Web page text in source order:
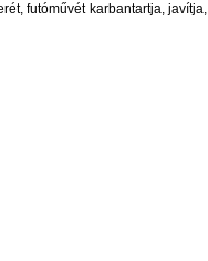
futóművét karbantartja, javítja,